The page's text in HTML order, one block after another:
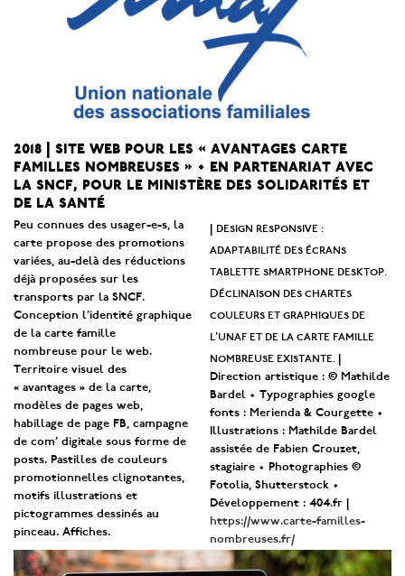
2018 | site web pour les « avantages carte
familles nombreuses » • en partenariat avec
la sncf, pour le ministère des solidarités et
de la santé
Peu connues des usager-e-s, la
carte propose des promotions
variées, au-delà des réductions
déjà proposées sur les
transports par la SNCF.
Conception l’identité graphique
de la carte famille
nombreuse pour le web.
Territoire visuel des
« avantages » de la carte,
modèles de pages web,
habillage de page FB, campagne
de com’ digitale sous forme de
posts. Pastilles de couleurs
promotionnelles clignotantes,
motifs illustrations et
pictogrammes dessinés au
pinceau. Affiches.
design responsive :
adaptabilité des écrans
tablette smartphone desktop.
Déclinaison des chartes
couleurs et graphiques de
l’unaf et de la carte famille
nombreuse existante.
Direction artistique : © Mathilde
Bardel • Typographies google
fonts : Merienda & Courgette •
Illustrations : Mathilde Bardel
assistée de Fabien Crouzet,
stagiaire • Photographies ©
Fotolia, Shutterstock •
Développement : 404.fr |
https://www.carte-familles-
nombreuses.fr/